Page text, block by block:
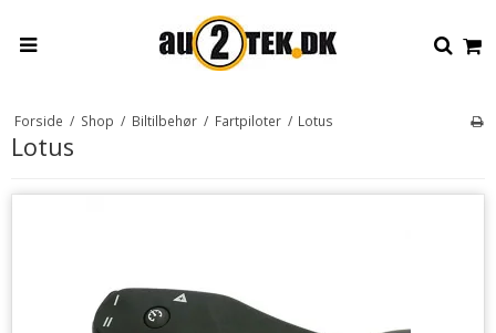
Forside / Shop / Biltilbehør / Fartpiloter / Lotus
Lotus